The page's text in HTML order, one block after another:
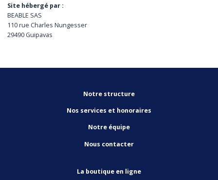
Site hébergé par :
BEABLE SAS
110 rue Charles Nungesser
29490 Guipavas
Notre structure
Nos services et honoraires
Notre équipe
Nous contacter
La boutique en ligne